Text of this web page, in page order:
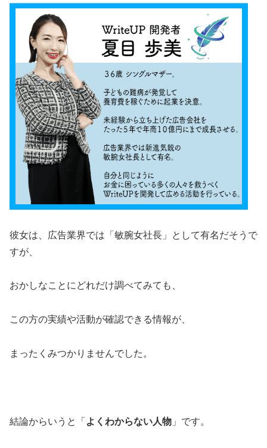
彼女は、広告業界では「敏腕女社長」として有名だそうで
すが、
おかしなことにどれだけ調べてみても、
この方の実績や活動が確認できる情報が、
まったくみつかりませんでした。
結論からいうと「 よくわからない人物 」です。